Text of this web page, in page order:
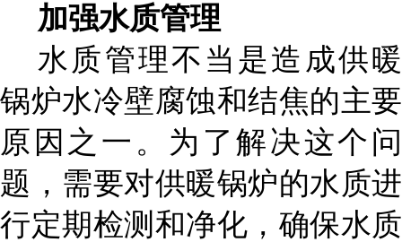
加强水质管理
水质管理不当是造成供暖
锅炉水冷壁腐蚀和结焦的主要
原因之一。为了解决这个问
题，需要对供暖锅炉的水质进
行定期检测和净化，确保水质